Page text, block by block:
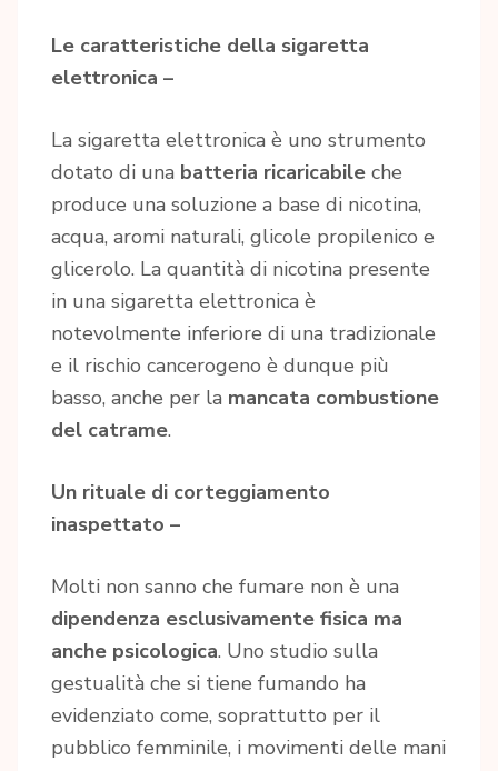
Le caratteristiche della sigaretta
elettronica –
La sigaretta elettronica è uno strumento
dotato di una batteria ricaricabile che
produce una soluzione a base di nicotina,
acqua, aromi naturali, glicole propilenico e
glicerolo. La quantità di nicotina presente
in una sigaretta elettronica è
notevolmente inferiore di una tradizionale
e il rischio cancerogeno è dunque più
basso, anche per la mancata combustione
del catrame.
Un rituale di corteggiamento
inaspettato –
Molti non sanno che fumare non è una
dipendenza esclusivamente fisica ma
anche psicologica. Uno studio sulla
gestualità che si tiene fumando ha
evidenziato come, soprattutto per il
pubblico femminile, i movimenti delle mani